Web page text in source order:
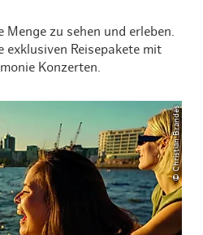
Menge zu sehen und erleben.
exklusiven Reisepakete mit
Konzerten.
© Christian Brandes